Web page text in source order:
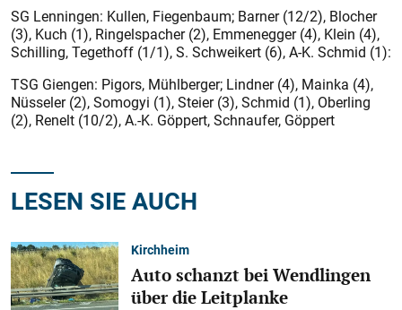
SG Lenningen: Kullen, Fiegenbaum; Barner (12/2), Blocher
(3), Kuch (1), Ringelspacher (2), Emmenegger (4), Klein (4),
Schilling, Tegethoff (1/1), S. Schweikert (6), A-K. Schmid (1):
TSG Giengen: Pigors, Mühlberger; Lindner (4), Mainka (4),
Nüsseler (2), Somogyi (1), Steier (3), Schmid (1), Oberling
(2), Renelt (10/2), A.-K. Göppert, Schnaufer, Göppert
LESEN SIE AUCH
Kirchheim
Auto schanzt bei Wendlingen
über die Leitplanke